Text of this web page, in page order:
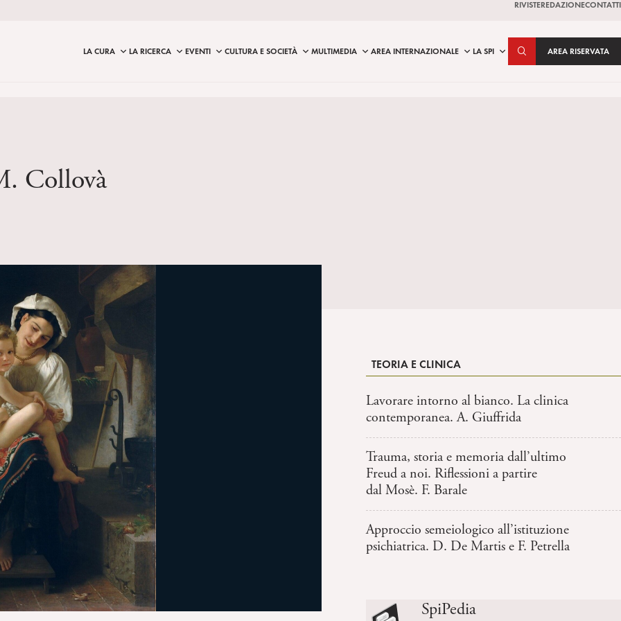
RIVISTEREDAZIONECONTATTI
LA CURA LA RICERCA EVENTI CULTURA E SOCIETÀ MULTIMEDIA AREA INTERNAZIONALE LA SPI AREA RISERVATA
Collovà
TEORIA E CLINICA
Lavorare intorno al bianco. La clinica
contemporanea. A. Giuffrida
Trauma, storia e memoria dall’ultimo
Freud a noi. Riflessioni a partire
dal Mosè. F. Barale
Approccio semeiologico all’istituzione
psichiatrica. D. De Martis e F. Petrella
SpiPedia